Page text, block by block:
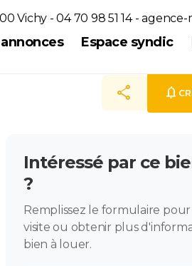
Vichy - 04 70 98 51 14 -agence-
Espace syndic
share notifications
Intéressé par ce
?
Remplissez le formulaire
visite ou obtenir plus
bien à louer.